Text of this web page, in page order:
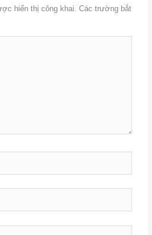
hiển thị công khai. Các trường bắt